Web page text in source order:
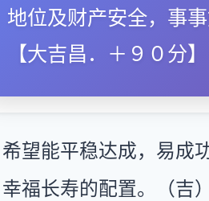
地位及财产安全，事
【大吉昌．＋９０分】
希望能平稳达成，易成
幸福长寿的配置。（吉）